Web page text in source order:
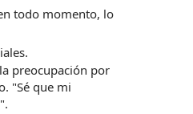
todo momento, lo
preocupación por
"Sé que mi